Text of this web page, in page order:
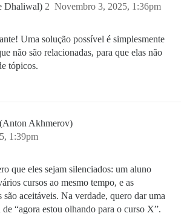
Dhaliwal) Novembro 3, 2025, 1:36pm
2
Uma solução possível é simplesmente
não são relacionadas, para que elas não
tópicos.
(Anton Akhmerov)
1:39pm
que eles sejam silenciados: um aluno
cursos ao mesmo tempo, e as
aceitáveis. Na verdade, quero dar uma
de “agora estou olhando para o curso X”.